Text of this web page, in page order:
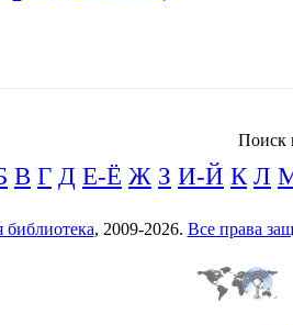
Поиск
В Г Д Е-Ё Ж З И-Й К Л
библиотека, 2009-2026. Все права